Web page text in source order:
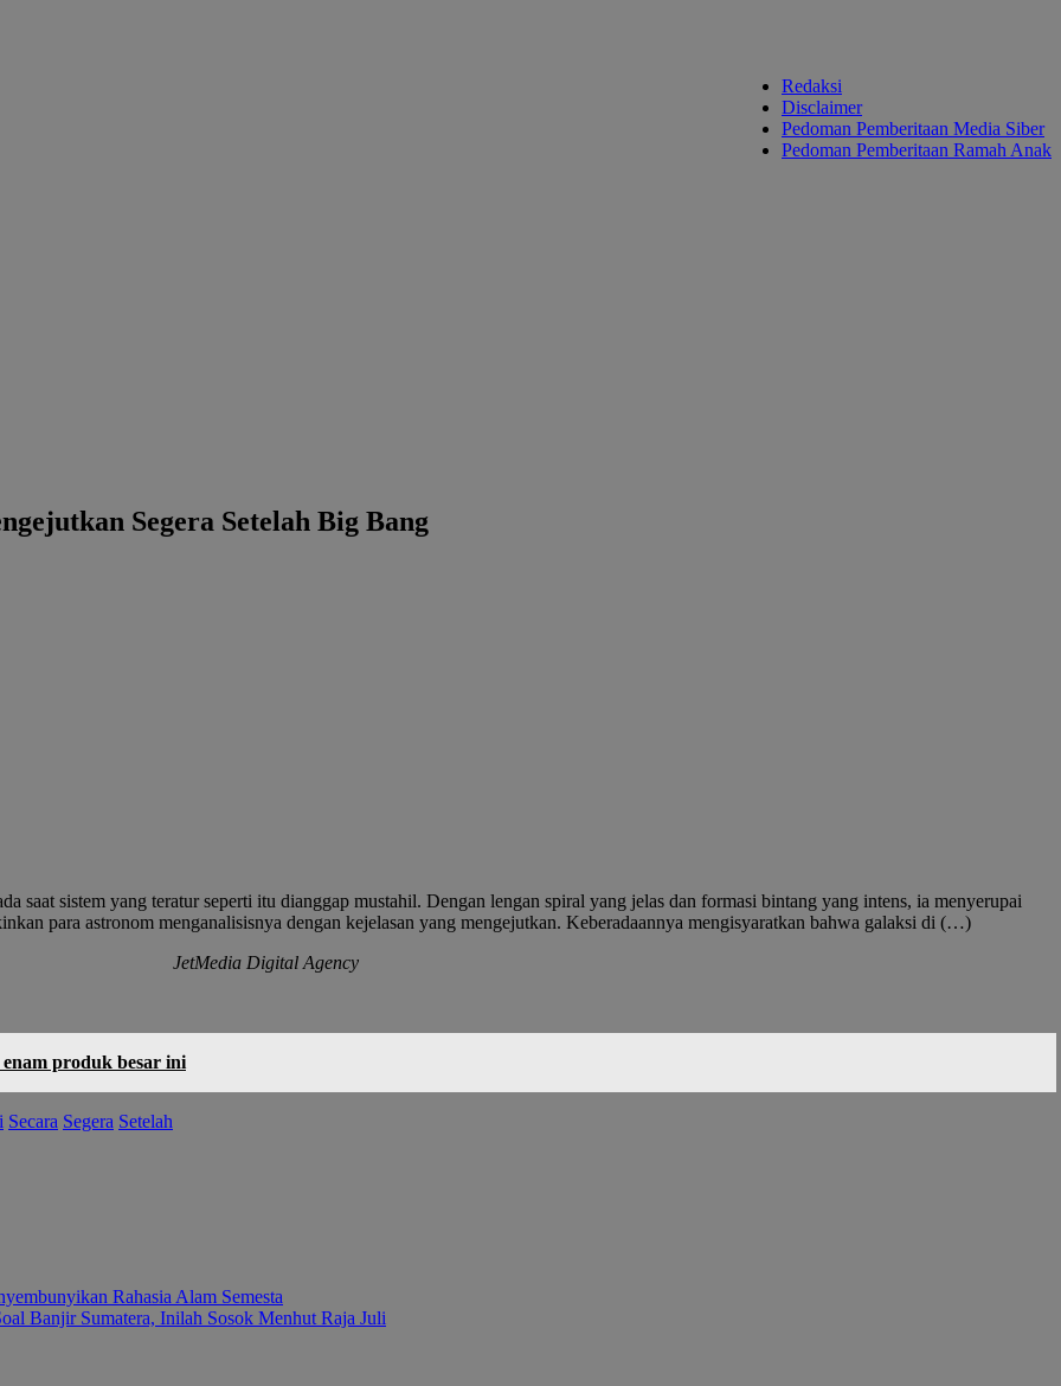
Redaksi
Disclaimer
Pedoman Pemberitaan Media Siber
Pedoman Pemberitaan Ramah Anak
Segera Setelah Big Bang
saat sistem yang teratur seperti itu dianggap mustahil. Dengan lengan spiral yang jelas dan formasi bintang yang intens, ia menyerupai
para astronom menganalisisnya dengan kejelasan yang mengejutkan. Keberadaannya mengisyaratkan bahwa galaksi di (…)
JetMedia Digital Agency
produk besar ini
Secara Segera Setelah
Rahasia Alam Semesta
Banjir Sumatera, Inilah Sosok Menhut Raja Juli